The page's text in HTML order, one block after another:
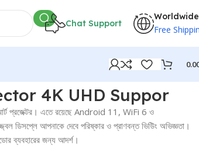
Chat Support
Worldwide
Free
4K UHD Suppor
প্রজেক্টর। এতে রয়েছে Android 11, WiFi 6 ও
আপনাকে দেবে পরিষ্কার ও প্রাণবন্ত ভিউিং অভিজ্ঞতা।
ব্যবহারের জন্য আদর্শ।